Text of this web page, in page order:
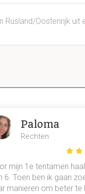
Oostenrijk uit
Paloma
Rechten
mijn 1e tentamen
6. Toen ben ik gaan
manieren om beter te